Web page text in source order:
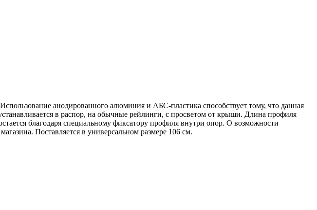
анодированного алюминия и АБС-пластика способствует тому, что данная
в распор, на обычные рейлинги, с просветом от крыши. Длина профиля
благодаря специальному фиксатору профиля внутри опор. О возможности
Поставляется в универсальном размере 106 см.